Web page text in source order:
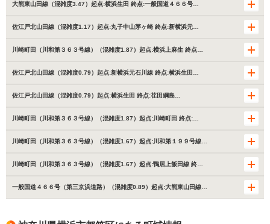
大熊東山田線（混雑度3.47）起点:横浜生田 終点:一般国道４６６号…
佐江戸北山田線（混雑度1.17）起点:丸子中山茅ヶ崎 終点:新横浜元…
川崎町田（川和第３６３号線）（混雑度1.87）起点:横浜上麻生 終点…
佐江戸北山田線（混雑度0.79）起点:新横浜元石川線 終点:横浜生田…
佐江戸北山田線（混雑度0.79）起点:横浜生田 終点:荏田綱島…
川崎町田（川和第３６３号線）（混雑度1.87）起点:川崎町田 終点:…
川崎町田（川和第３６３号線）（混雑度1.67）起点:川和第１９９号線…
川崎町田（川和第３６３号線）（混雑度1.67）起点:鴨居上飯田線 終…
一般国道４６６号（第三京浜道路）（混雑度0.89）起点:大熊東山田線…